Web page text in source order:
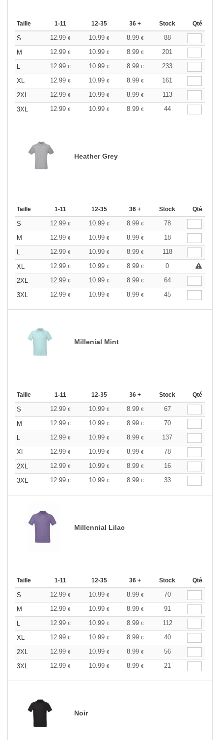
Taille 1-11 12-35 36 + Stock Qté
S 12.99 € 10.99 € 8.99 €
88
M
12.99 € 10.99 € 8.99 €
201
L
12.99 € 10.99 € 8.99 €
233
XL
12.99 € 10.99 € 8.99 €
161
2XL
12.99 € 10.99 € 8.99 €
113
3XL
12.99 € 10.99 € 8.99 € 44
Heather Grey
Taille 1-11 12-35 36 + Stock Qté
S 12.99 € 10.99 € 8.99 €
78
M
12.99 € 10.99 € 8.99 €
18
L
12.99 € 10.99 € 8.99 €
118
XL
12.99 € 10.99 € 8.99 €
0
2XL
12.99 € 10.99 € 8.99 €
64
3XL
12.99 € 10.99 € 8.99 € 45
Millenial Mint
Taille 1-11 12-35 36 + Stock Qté
S 12.99 € 10.99 € 8.99 €
67
M
12.99 € 10.99 € 8.99 €
70
L
12.99 € 10.99 € 8.99 €
137
XL
12.99 € 10.99 € 8.99 €
78
2XL
12.99 € 10.99 € 8.99 €
16
3XL
12.99 € 10.99 € 8.99 € 33
Millennial Lilac
Taille 1-11 12-35 36 + Stock Qté
S 12.99 € 10.99 € 8.99 €
70
M
12.99 € 10.99 € 8.99 €
91
L
12.99 € 10.99 € 8.99 €
112
XL
12.99 € 10.99 € 8.99 €
40
2XL
12.99 € 10.99 € 8.99 €
56
3XL
12.99 € 10.99 € 8.99 € 21
Noir